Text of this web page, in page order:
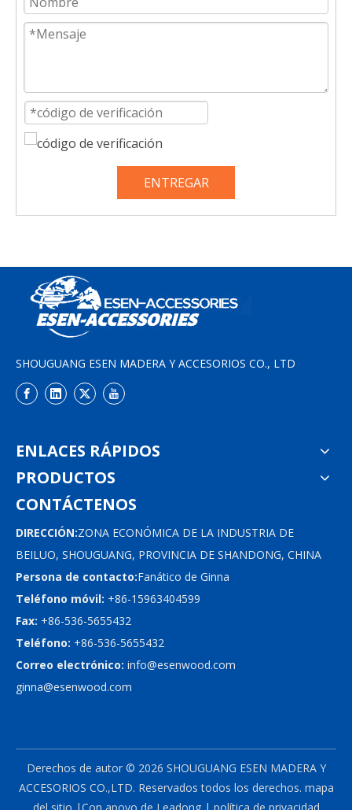
ENTREGAR
SHOUGUANG ESEN MADERA Y ACCESORIOS CO., LTD
ENLACES RÁPIDOS
PRODUCTOS
CONTÁCTENOS
DIRECCIÓN:ZONA ECONÓMICA DE LA INDUSTRIA DE
BEILUO, SHOUGUANG, PROVINCIA DE SHANDONG, CHINA
Persona de contacto:Fanático de Ginna
Teléfono móvil: +86-15963404599
Fax: +86-536-5655432
Teléfono: +86-536-5655432
Correo electrónico: info@esenwood.com
ginna@esenwood.com
Derechos de autor © 2026 SHOUGUANG ESEN MADERA Y
ACCESORIOS CO.,LTD. Reservados todos los derechos. mapa